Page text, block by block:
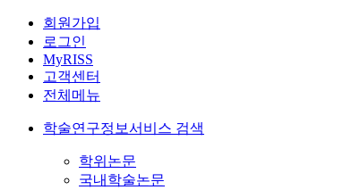
회원가입
로그인
MyRISS
고객센터
전체메뉴
학술연구정보서비스 검색
학위논문
국내학술논문